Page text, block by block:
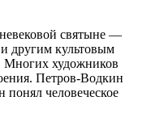
святыне —
другим культовым
Многих художников
Петров-Водкин
человеческое